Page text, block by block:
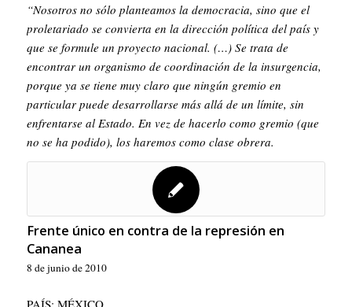
“Nosotros no sólo planteamos la democracia, sino que el
proletariado se convierta en la dirección política del país y
que se formule un proyecto nacional. (…) Se trata de
encontrar un organismo de coordinación de la insurgencia,
porque ya se tiene muy claro que ningún gremio en
particular puede desarrollarse más allá de un límite, sin
enfrentarse al Estado. En vez de hacerlo como gremio (que
no se ha podido), los haremos como clase obrera.
Frente único en contra de la represión en
Cananea
8 de junio de 2010